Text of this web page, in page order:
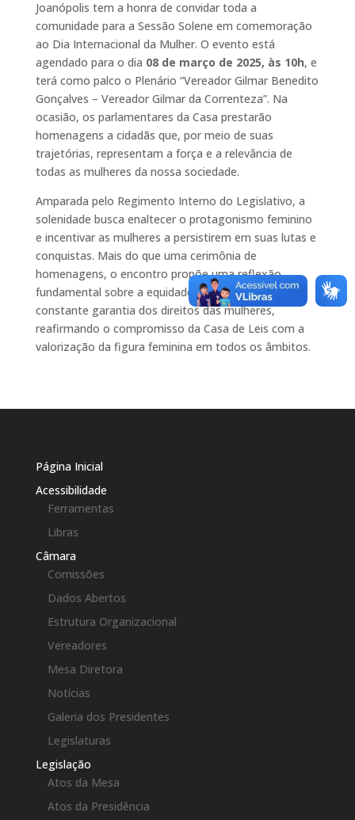
Joanópolis tem a honra de convidar toda a
comunidade para a Sessão Solene em comemoração
ao Dia Internacional da Mulher. O evento está
agendado para o dia 08 de março de 2025, às 10h, e
terá como palco o Plenário “Vereador Gilmar Benedito
Gonçalves – Vereador Gilmar da Correnteza”. Na
ocasião, os parlamentares da Casa prestarão
homenagens a cidadãs que, por meio de suas
trajetórias, representam a força e a relevância de
todas as mulheres da nossa sociedade.
Amparada pelo Regimento Interno do Legislativo, a
solenidade busca enaltecer o protagonismo feminino
e incentivar as mulheres a persistirem em suas lutas e
conquistas. Mais do que uma cerimônia de
homenagens, o encontro propõe uma reflexão
fundamental sobre a equidade de gênero e a
constante garantia dos direitos das mulheres,
reafirmando o compromisso da Casa de Leis com a
valorização da figura feminina em todos os âmbitos.
Página Inicial
Acessibilidade
Ferramentas
Libras
Câmara
Comissões
Dados Abertos
Estrutura Organizacional
Vereadores
Mesa Diretora
Notícias
Galeria dos Presidentes
Legislaturas
Legislação
Atos da Mesa
Atos da Presidência